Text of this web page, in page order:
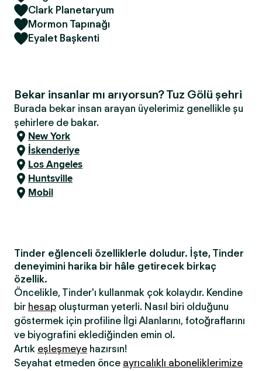
Clark Planetaryum
Mormon Tapınağı
Eyalet Başkenti
Bekar insanlar mı arıyorsun? Tuz Gölü şehri
Burada bekar insan arayan üyelerimiz genellikle şu
şehirlere de bakar.
New York
İskenderiye
Los Angeles
Huntsville
Mobil
Tinder eğlenceli özelliklerle doludur. İşte, Tinder
deneyimini harika bir hâle getirecek birkaç
özellik.
Öncelikle, Tinder'ı kullanmak çok kolaydır. Kendine
bir hesap oluşturman yeterli. Nasıl biri olduğunu
göstermek için profiline İlgi Alanlarını, fotoğraflarını
ve biyografini eklediğinden emin ol.
Artık eşleşmeye hazırsın!
Seyahat etmeden önce ayrıcalıklı aboneliklerimize